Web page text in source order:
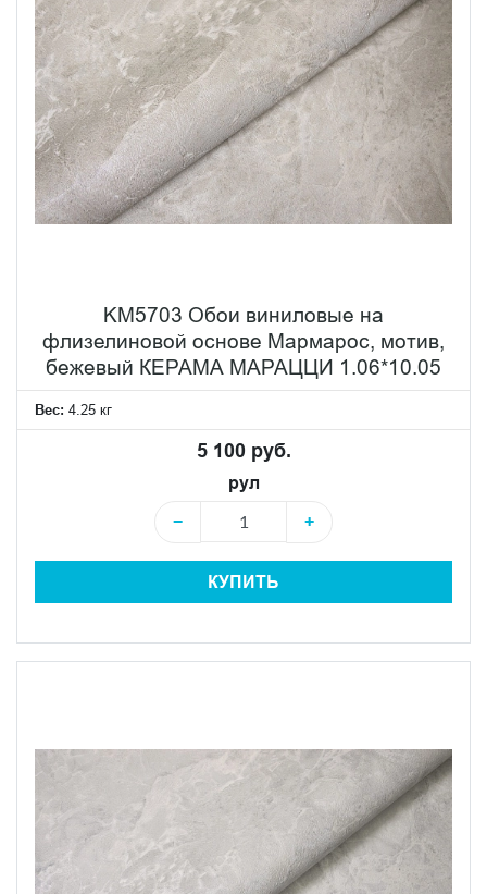
KM5703 Обои виниловые на
флизелиновой основе Мармарос, мотив,
бежевый КЕРАМА МАРАЦЦИ 1.06*10.05
Вес: 4.25 кг
5 100 руб.
рул
−
+
КУПИТЬ